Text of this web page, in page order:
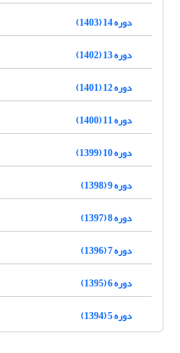
دوره 14 (1403)
دوره 13 (1402)
دوره 12 (1401)
دوره 11 (1400)
دوره 10 (1399)
دوره 9 (1398)
دوره 8 (1397)
دوره 7 (1396)
دوره 6 (1395)
دوره 5 (1394)